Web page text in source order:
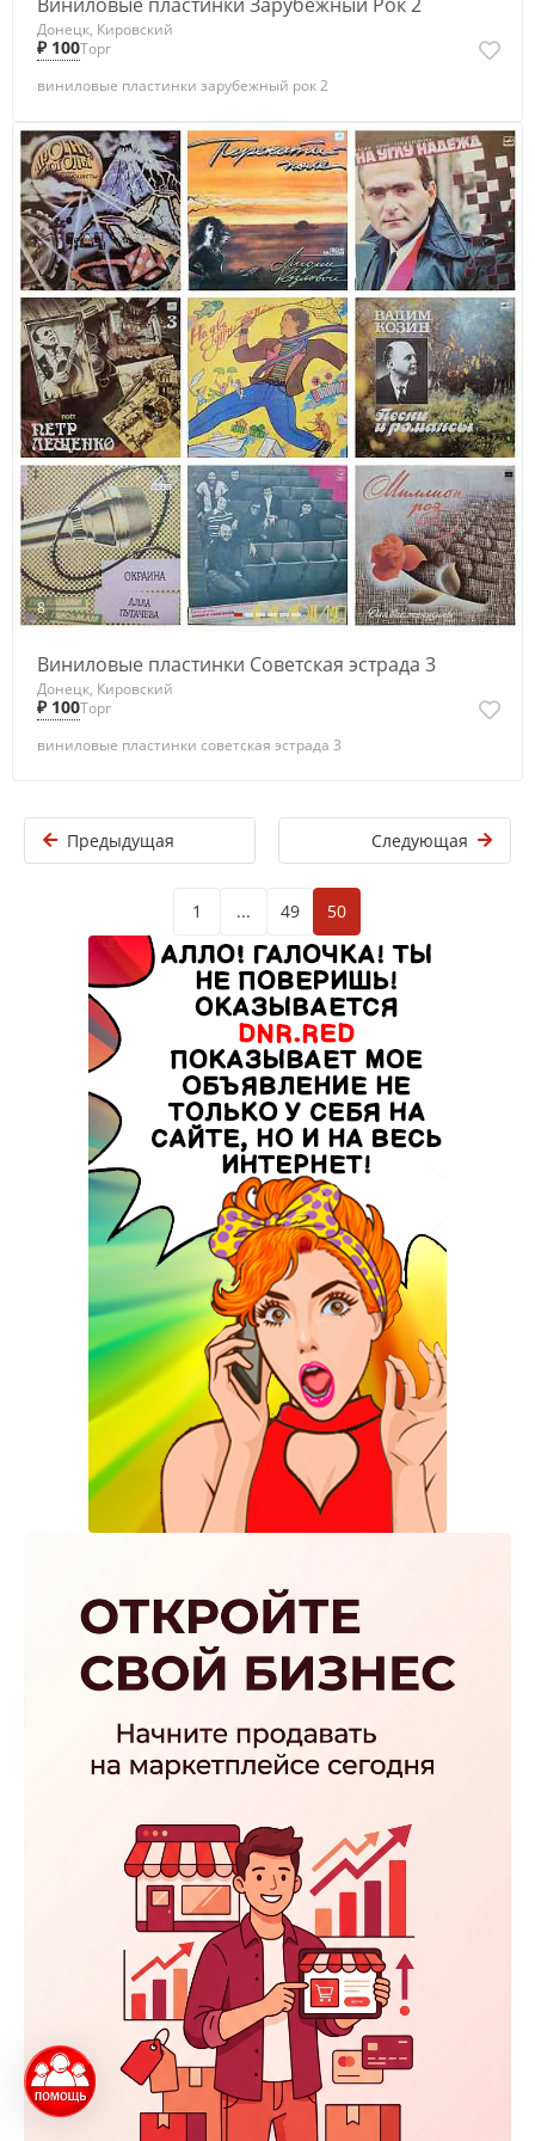
Донецк, Кировский
₽ 100Торг
виниловые пластинки зарубежный рок 2
8
Виниловые пластинки Советская эстрада 3
Донецк, Кировский
₽ 100Торг
виниловые пластинки советская эстрада 3
Предыдущая Следующая
1 ... 49 50